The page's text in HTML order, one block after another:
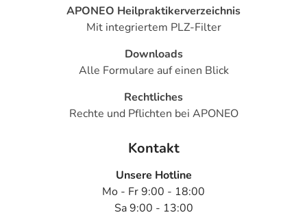
APONEO Heilpraktikerverzeichnis
Mit integriertem PLZ-Filter
Downloads
Alle Formulare auf einen Blick
Rechtliches
Rechte und Pflichten bei APONEO
Kontakt
Unsere Hotline
Mo - Fr 9:00 - 18:00
Sa 9:00 - 13:00